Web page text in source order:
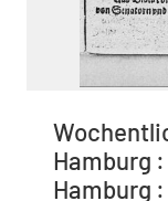
Hamburg
Hamburg